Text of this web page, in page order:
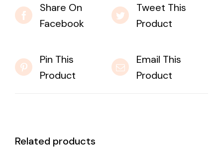
Share On
Facebook
Tweet This
Product
Pin This
Product
Email This
Product
Related products